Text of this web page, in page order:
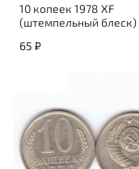
10 копеек 1978 XF
(штемпельный блеск)
65 ₽